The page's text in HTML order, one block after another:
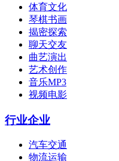
体育文化
琴棋书画
揭密探索
聊天交友
曲艺演出
艺术创作
音乐MP3
视频电影
行业企业
汽车交通
物流运输